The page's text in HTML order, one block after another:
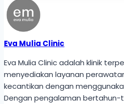
Eva Mulia Clinic
Eva Mulia Clinic adalah klinik
menyediakan layanan
kecantikan dengan
Dengan pengalaman bertahun-